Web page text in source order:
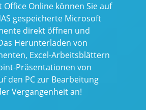
Online können Sie auf
gespeicherte Microsoft
direkt öffnen und
Herunterladen von
Excel-Arbeitsblättern
Präsentationen von
den PC zur Bearbeitung
Vergangenheit an!